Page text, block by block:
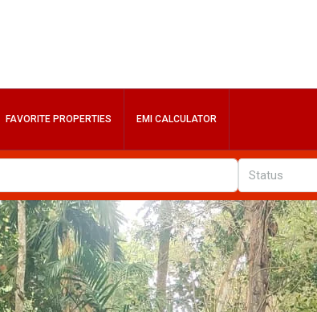
FAVORITE PROPERTIES EMI CALCULATOR
Status